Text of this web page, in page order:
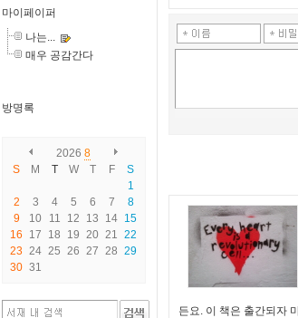
마이페이퍼
나는...
매우 공감간다
방명록
2026 8
S
M T W T F
S
1
2
3 4 5 6 7
8
9
10 11 12 13 14 15
16
17 18 19 20 21 22
23 24 25 26 27 28 29
30 31
든요. 이 책은 출간되자